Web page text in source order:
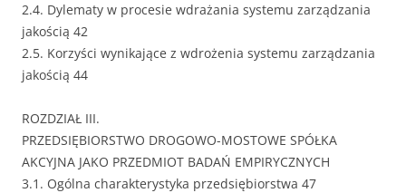
2.4. Dylematy w procesie wdrażania systemu zarządzania
jakością 42
2.5. Korzyści wynikające z wdrożenia systemu zarządzania
jakością 44
ROZDZIAŁ III.
PRZEDSIĘBIORSTWO DROGOWO-MOSTOWE SPÓŁKA
AKCYJNA JAKO PRZEDMIOT BADAŃ EMPIRYCZNYCH
3.1. Ogólna charakterystyka przedsiębiorstwa 47